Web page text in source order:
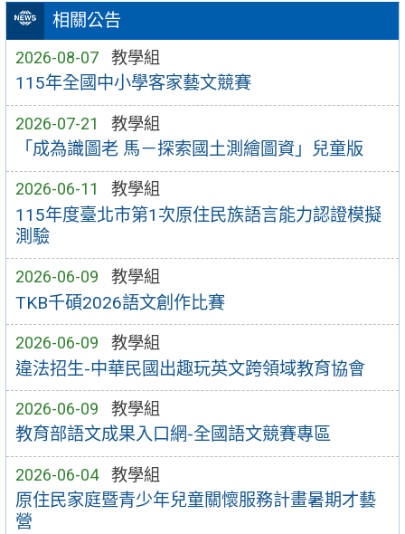
相關公告
2026-08-07 教學組
115年全國中小學客家藝文競賽
2026-07-21 教學組
「成為識圖老 馬－探索國土測繪圖資」兒童版
2026-06-11 教學組
115年度臺北市第1次原住民族語言能力認證模擬
測驗
2026-06-09 教學組
TKB千碩2026語文創作比賽
2026-06-09 教學組
違法招生-中華民國出趣玩英文跨領域教育協會
2026-06-09 教學組
教育部語文成果入口網-全國語文競賽專區
2026-06-04 教學組
原住民家庭暨青少年兒童關懷服務計畫暑期才藝
營